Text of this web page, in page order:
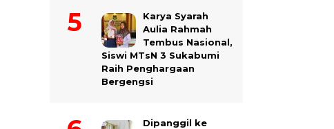
Karya Syarah
Aulia Rahmah
Tembus Nasional,
Siswi MTsN 3 Sukabumi
Raih Penghargaan
Bergengsi
Dipanggil ke